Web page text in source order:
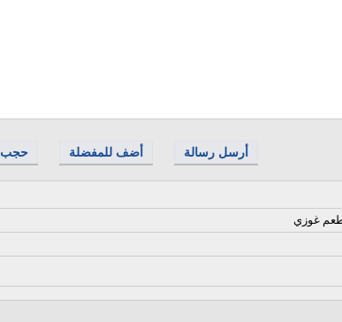
حجب أضف للمفضلة أرسل رسالة